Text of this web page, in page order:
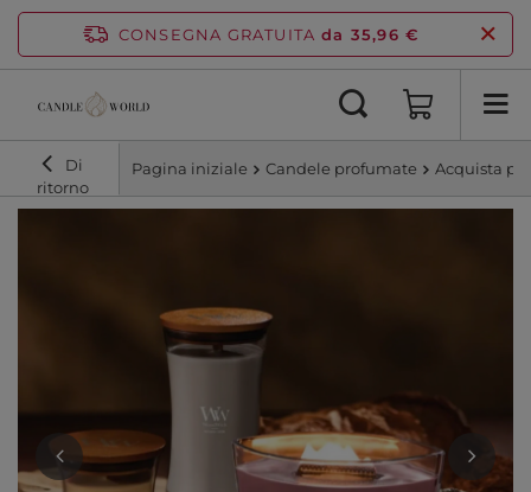
CONSEGNA GRATUITA da 35,96 €
Di
ritorno
Pagina iniziale Candele profumate Acquista per